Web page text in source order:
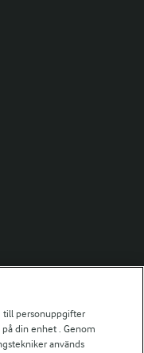
till personuppgifter
din enhet . Genom
används